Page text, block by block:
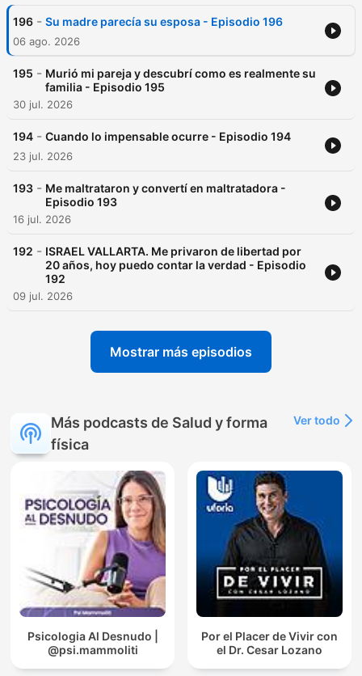
https://www.spreaker.com/podcast/caras-vemos-sufrimientos-
-6047464/support.
196 - Su madre parecía su esposa - Episodio 196
06 ago. 2026
195 - Murió mi pareja y descubrí como es realmente su
familia - Episodio 195
30 jul. 2026
194 - Cuando lo impensable ocurre - Episodio 194
23 jul. 2026
193 - Me maltrataron y convertí en maltratadora -
Episodio 193
16 jul. 2026
192 - ISRAEL VALLARTA. Me privaron de libertad por
20 años, hoy puedo contar la verdad - Episodio
192
09 jul. 2026
Mostrar más episodios
Más podcasts de Salud y forma
física
Ver todo
Psicologia Al Desnudo |
@psi.mammoliti
Por el Placer de Vivir con
el Dr. Cesar Lozano